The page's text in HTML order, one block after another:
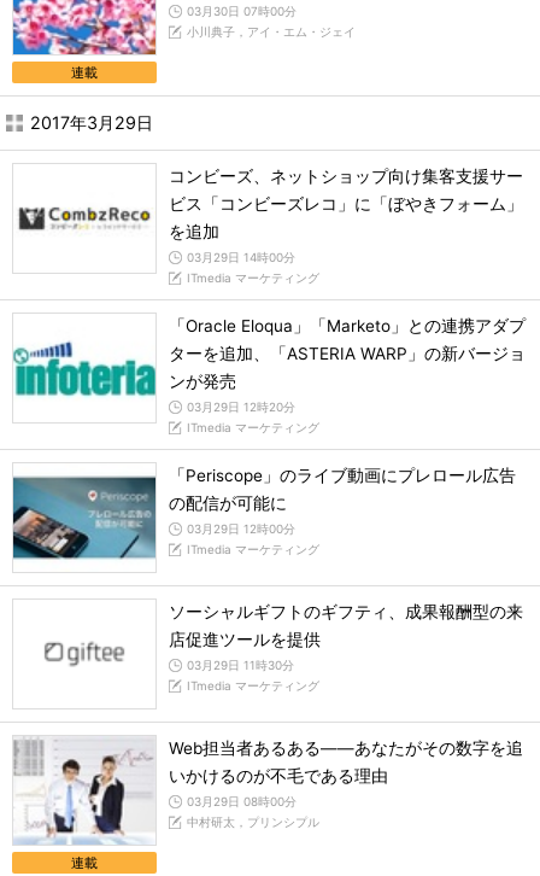
連載
03月30日 07時00分
小川典子，アイ・エム・ジェイ
2017年3月29日
コンビーズ、ネットショップ向け集客支援サー
ビス「コンビーズレコ」に「ぼやきフォーム」
を追加
03月29日 14時00分
ITmedia マーケティング
「Oracle Eloqua」「Marketo」との連携アダプ
ターを追加、「ASTERIA WARP」の新バージョ
ンが発売
03月29日 12時20分
ITmedia マーケティング
「Periscope」のライブ動画にプレロール広告
の配信が可能に
03月29日 12時00分
ITmedia マーケティング
ソーシャルギフトのギフティ、成果報酬型の来
店促進ツールを提供
03月29日 11時30分
ITmedia マーケティング
連載
Web担当者あるある――あなたがその数字を追
いかけるのが不毛である理由
03月29日 08時00分
中村研太，プリンシプル